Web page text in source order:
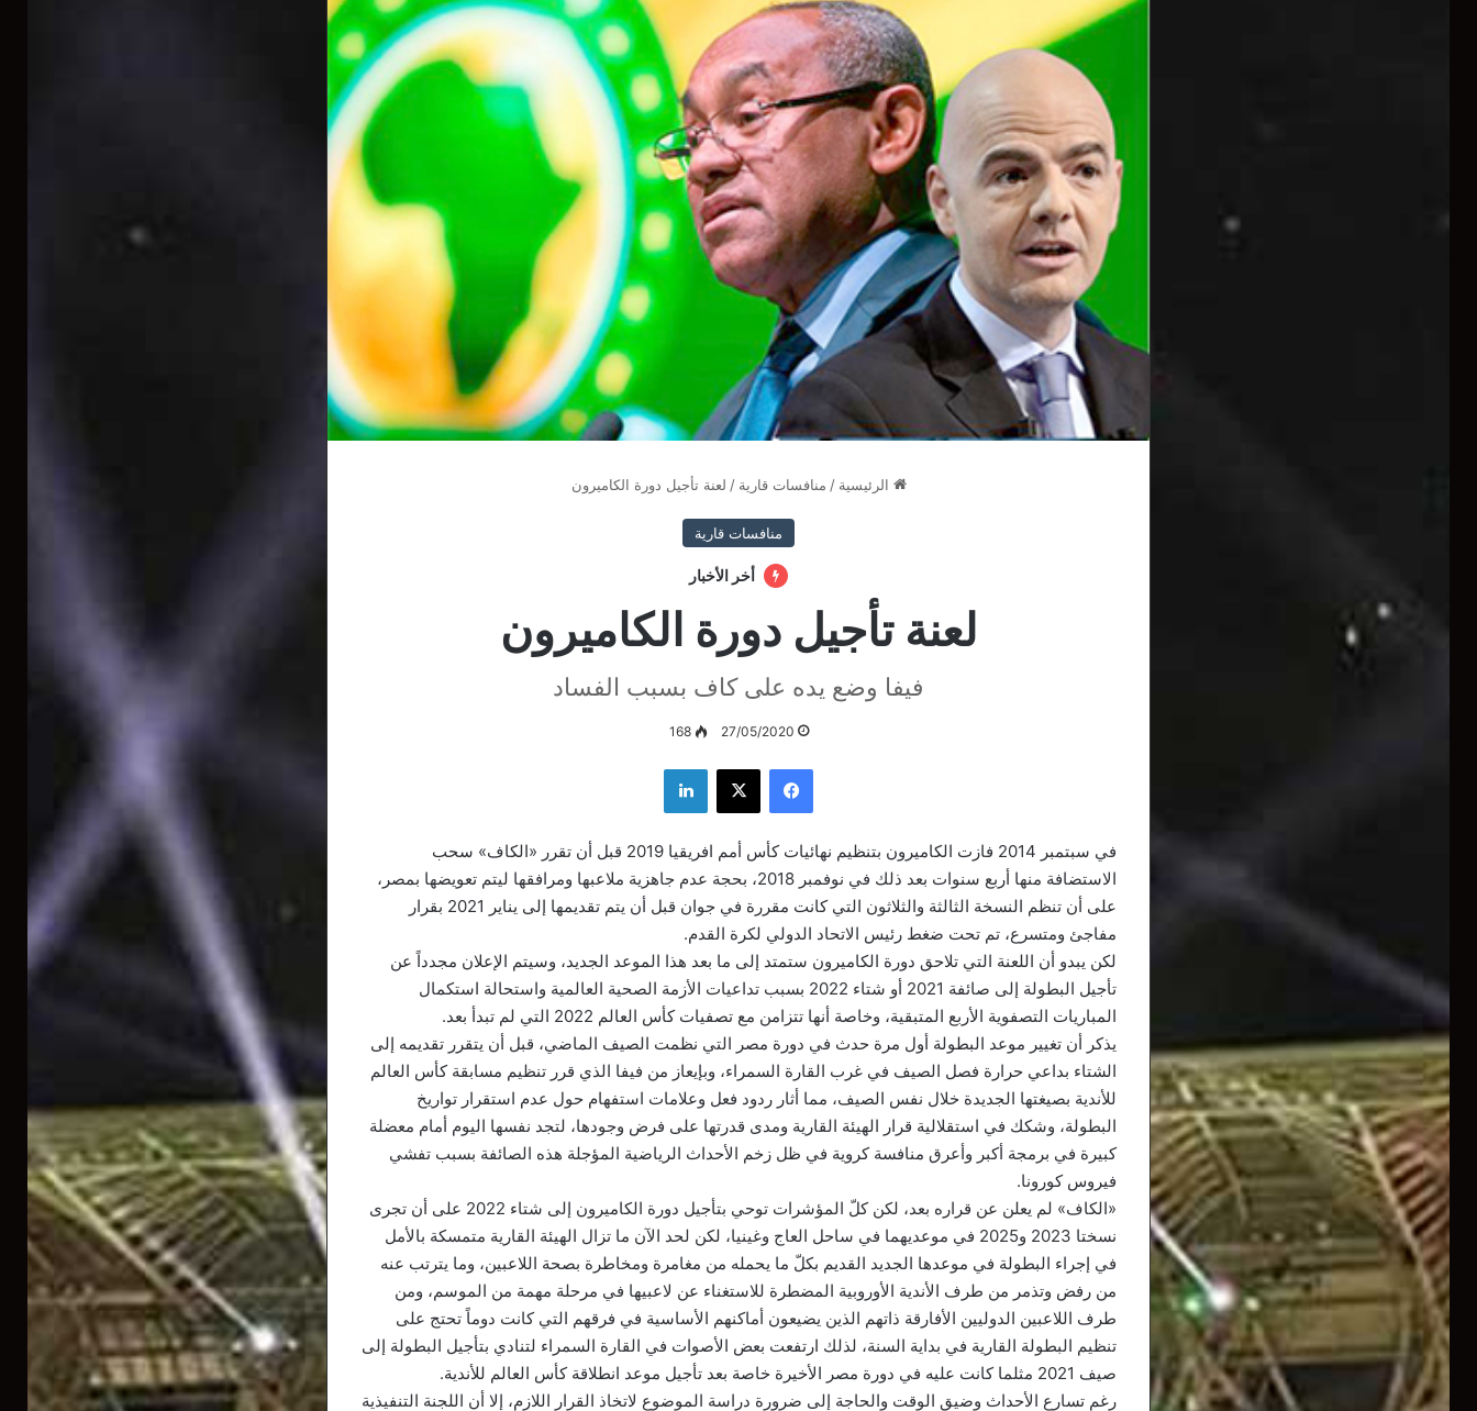
الرئيسية / منافسات قارية / لعنة تأجيل دورة الكاميرون
منافسات قارية
أخر الأخبار
لعنة تأجيل دورة الكاميرون
فيفا وضع يده على كاف بسبب الفساد
27/05/2020
168
فيسبوك ‫X لينكدإن
في سبتمبر 2014 فازت الكاميرون بتنظيم نهائيات كأس أمم افريقيا 2019 قبل أن تقرر «الكاف» سحب
الاستضافة منها أربع سنوات بعد ذلك في نوفمبر 2018، بحجة عدم جاهزية ملاعبها ومرافقها ليتم تعويضها بمصر،
على أن تنظم النسخة الثالثة والثلاثون التي كانت مقررة في جوان قبل أن يتم تقديمها إلى يناير 2021 بقرار
مفاجئ ومتسرع، تم تحت ضغط رئيس الاتحاد الدولي لكرة القدم.
لكن يبدو أن اللعنة التي تلاحق دورة الكاميرون ستمتد إلى ما بعد هذا الموعد الجديد، وسيتم الإعلان مجدداً عن
تأجيل البطولة إلى صائفة 2021 أو شتاء 2022 بسبب تداعيات الأزمة الصحية العالمية واستحالة استكمال
المباريات التصفوية الأربع المتبقية، وخاصة أنها تتزامن مع تصفيات كأس العالم 2022 التي لم تبدأ بعد.
يذكر أن تغيير موعد البطولة أول مرة حدث في دورة مصر التي نظمت الصيف الماضي، قبل أن يتقرر تقديمه إلى
الشتاء بداعي حرارة فصل الصيف في غرب القارة السمراء، وبإيعاز من فيفا الذي قرر تنظيم مسابقة كأس العالم
للأندية بصيغتها الجديدة خلال نفس الصيف، مما أثار ردود فعل وعلامات استفهام حول عدم استقرار تواريخ
البطولة، وشكك في استقلالية قرار الهيئة القارية ومدى قدرتها على فرض وجودها، لتجد نفسها اليوم أمام معضلة
كبيرة في برمجة أكبر وأعرق منافسة كروية في ظل زخم الأحداث الرياضية المؤجلة هذه الصائفة بسبب تفشي
فيروس كورونا.
«الكاف» لم يعلن عن قراره بعد، لكن كلّ المؤشرات توحي بتأجيل دورة الكاميرون إلى شتاء 2022 على أن تجرى
نسختا 2023 و2025 في موعديهما في ساحل العاج وغينيا، لكن لحد الآن ما تزال الهيئة القارية متمسكة بالأمل
في إجراء البطولة في موعدها الجديد القديم بكلّ ما يحمله من مغامرة ومخاطرة بصحة اللاعبين، وما يترتب عنه
من رفض وتذمر من طرف الأندية الأوروبية المضطرة للاستغناء عن لاعبيها في مرحلة مهمة من الموسم، ومن
طرف اللاعبين الدوليين الأفارقة ذاتهم الذين يضيعون أماكنهم الأساسية في فرقهم التي كانت دوماً تحتج على
تنظيم البطولة القارية في بداية السنة، لذلك ارتفعت بعض الأصوات في القارة السمراء لتنادي بتأجيل البطولة إلى
صيف 2021 مثلما كانت عليه في دورة مصر الأخيرة خاصة بعد تأجيل موعد انطلاقة كأس العالم للأندية.
رغم تسارع الأحداث وضيق الوقت والحاجة إلى ضرورة دراسة الموضوع لاتخاذ القرار اللازم، إلا أن اللجنة التنفيذية